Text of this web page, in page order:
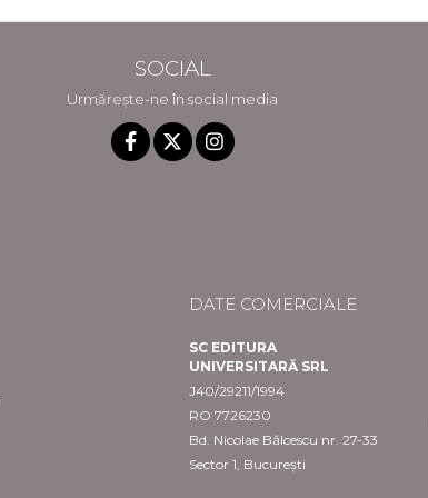
SOCIAL
Urmărește-ne în social media
DATE COMERCIALE
SC EDITURA
UNIVERSITARĂ SRL
J40/29211/1994
RO 7726230
Bd. Nicolae Bălcescu nr. 27-33
Sector 1, București